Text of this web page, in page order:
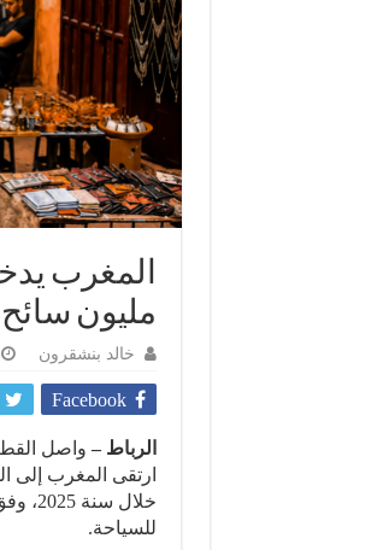
مليون سائح
خالد بنشقرون
Facebook
الرباط – واصل
ارتقى المغرب إلى
خلال
للسياحة.